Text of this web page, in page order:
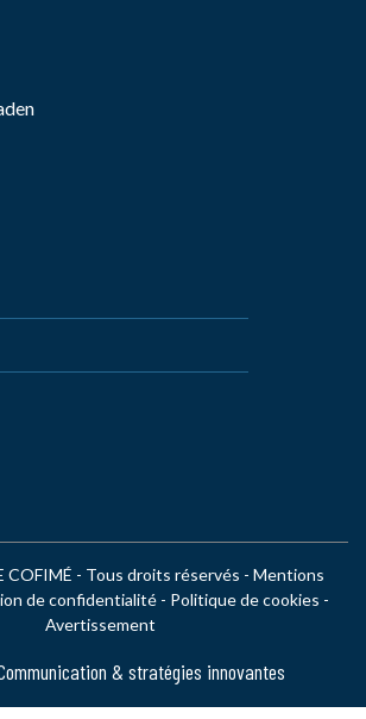
COFIMÉ - Tous droits réservés - Mentions
de confidentialité- Politique de cookies -
Avertissement
& stratégies innovantes